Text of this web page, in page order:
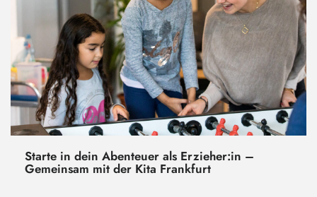
Starte in dein Abenteuer als Erzieher:in –
Gemeinsam mit der Kita Frankfurt